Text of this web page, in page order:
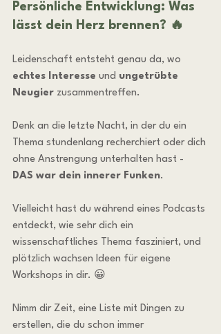
Persönliche Entwicklung: Was
lässt dein Herz brennen? 🔥
Leidenschaft entsteht genau da, wo
echtes Interesse und ungetrübte
Neugier zusammentreffen.
Denk an die letzte Nacht, in der du ein
Thema stundenlang recherchiert oder dich
ohne Anstrengung unterhalten hast -
DAS war dein innerer Funken.
Vielleicht hast du während eines Podcasts
entdeckt, wie sehr dich ein
wissenschaftliches Thema fasziniert, und
plötzlich wachsen Ideen für eigene
Workshops in dir. 😀
Nimm dir Zeit, eine Liste mit Dingen zu
erstellen, die du schon immer